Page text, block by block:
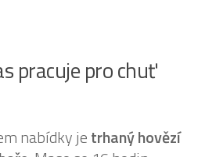
pracuje pro chuť
nabídky jetrhaný hovězí